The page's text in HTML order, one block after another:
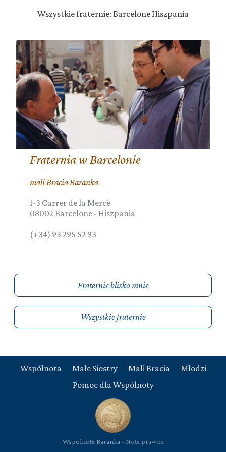
Wszystkie fraternie: Barcelone Hiszpania
Fraternia w Barcelonie
mali Bracia Baranka
1-3 Carrer de la Mercè
08002 Barcelone - Hiszpania
(+34) 93 295 52 93
Fraternie blisko mnie
Wszystkie fraternie
Wspólnota Małe Siostry Mali Bracia
Młodzi
Pomoc dla Wspólnoty
Wspolnota Baranka - Nota prawna